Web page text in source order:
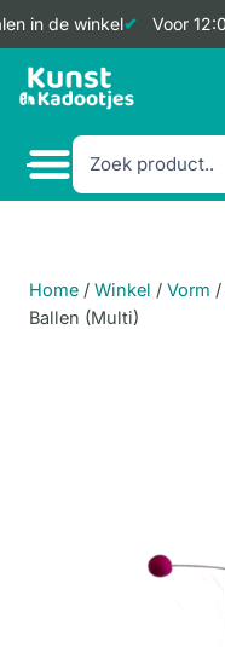
in de winkel Voor
Doorgaan
naar
Home / Winkel / Vorm /
Ballen (Multi)